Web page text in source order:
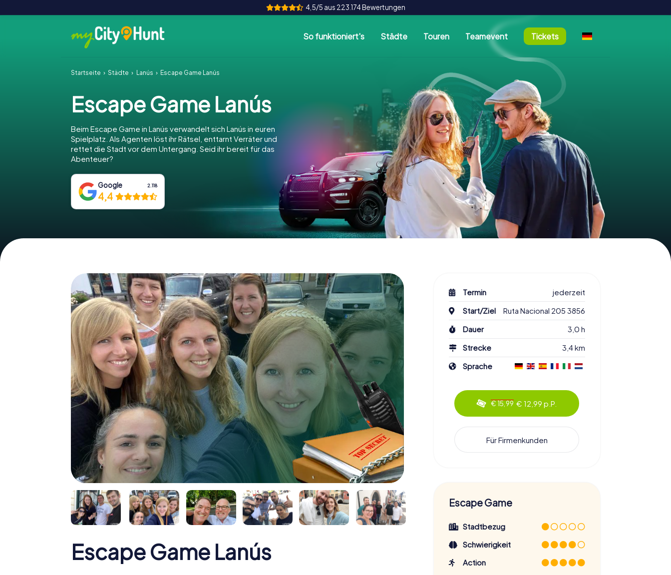
4,5/5 aus 223.174 Bewertungen
So funktioniert's Städte Touren Teamevent Tickets
Startseite Städte Lanús Escape Game Lanús
Escape Game Lanús
Beim Escape Game in Lanús verwandelt sich Lanús in euren
Spielplatz. Als Agenten löst ihr Rätsel, enttarnt Verräter und
rettet die Stadt vor dem Untergang. Seid ihr bereit für das
Abenteuer?
Google 2.118
4,4
Escape Game Lanús
Termin
jederzeit
Start/Ziel
Ruta Nacional 205 3856
Dauer
3,0 h
Strecke
3,4 km
Sprache
€ 15,99 € 12,99 p.P.
Für Firmenkunden
Escape Game
Stadtbezug
Schwierigkeit
Action